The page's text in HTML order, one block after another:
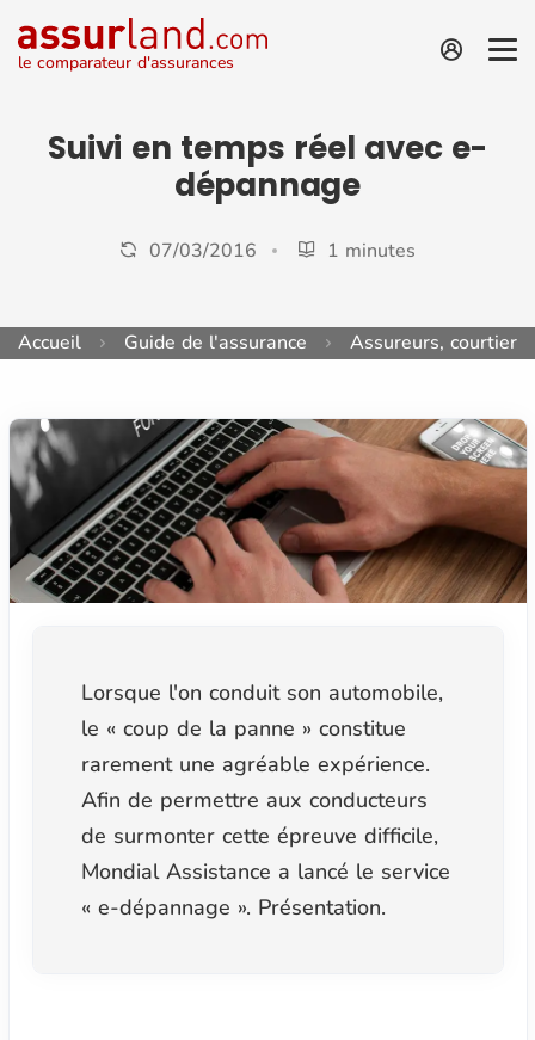
le comparateur d'assurances
Suivi en temps réel avec e-
dépannage
07/03/2016 1 minutes
Accueil Guide de l'assurance Assureurs,
Lorsque l'on conduit son automobile,
le « coup de la panne » constitue
rarement une agréable expérience.
Afin de permettre aux conducteurs
de surmonter cette épreuve difficile,
Mondial Assistance a lancé le service
« e-dépannage ». Présentation.